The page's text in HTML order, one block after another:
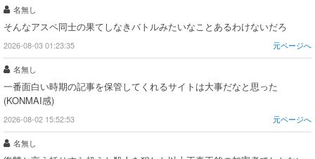
名無し
そんなアスペ同士の果てしなきバトルみたいなことあるわけないだろ
2026-08-03 01:23:35 元ページへ
名無し
一番面白い時期の記事を保管してくれるサイトは大事だなと思った
(KONMAI感)
2026-08-02 15:52:53 元ページへ
名無し